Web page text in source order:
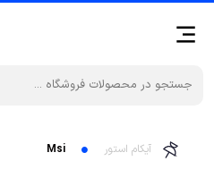
آیکام استور Msi